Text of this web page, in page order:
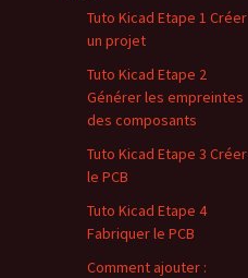
Tuto Kicad Etape 1 Créer
un projet
Tuto Kicad Etape 2
Générer les empreintes
des composants
Tuto Kicad Etape 3 Créer
le PCB
Tuto Kicad Etape 4
Fabriquer le PCB
Comment ajouter :